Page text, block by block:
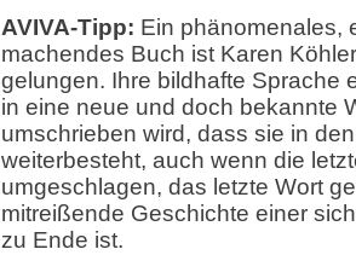
AVIVA-Tipp: Ein phänomenales,
machendes Buch ist Karen
gelungen. Ihre bildhafte Sprache
in eine neue und doch bekannte
umschrieben wird, dass sie in
weiterbesteht, auch wenn die
umgeschlagen, das letzte Wort
mitreißende Geschichte einer
zu Ende ist.